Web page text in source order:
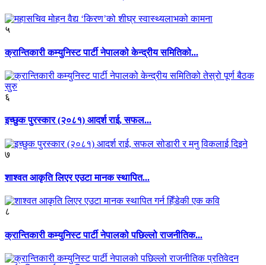
५
क्रान्तिकारी कम्युनिस्ट पार्टी नेपालको केन्द्रीय समितिको...
६
इच्छुक पुरस्कार (२०८१) आदर्श राई, सफल...
७
शाश्वत आकृति लिएर एउटा मानक स्थापित...
८
क्रान्तिकारी कम्युनिस्ट पार्टी नेपालको पछिल्लो राजनीतिक...